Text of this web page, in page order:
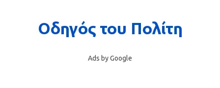
Ads by Google